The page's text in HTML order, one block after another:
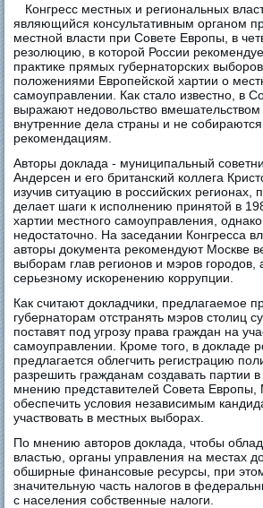
Конгресс местных и региональных
являющийся консультативным органом
местной власти при Совете Европы, в
резолюцию, в которой России
практике прямых губернаторских
положениями Европейской хартии о
самоуправлении. Как стало известно, в
выражают недовольство
внутренние дела страны и не
рекомендациям.
Авторы доклада - муниципальный
Андерсен и его британский коллега
изучив ситуацию в российских регионах,
делает шаги к исполнению принятой в
хартии местного самоуправления,
недостаточно. На заседании Конгресса
авторы документа рекомендуют Москве
выборам глав регионов и мэров городов,
серьезному искоренению коррупции.
Как считают докладчики, предлагаемое
губернаторам отстранять мэров столиц
поставят под угрозу права граждан на
самоуправлении. Кроме того, в докладе
предлагается облегчить регистрацию
разрешить гражданам создавать партии
мнению представителей Совета Европы,
обеспечить условия независимым
участвовать в местных выборах.
По мнению авторов доклада, чтобы
властью, органы управления на местах
обширные финансовые ресурсы, при
значительную часть налогов в
с населения собственные налоги.